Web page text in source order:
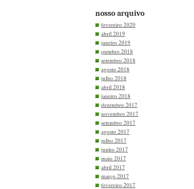
nosso arquivo
fevereiro 2020
abril 2019
janeiro 2019
outubro 2018
setembro 2018
agosto 2018
julho 2018
abril 2018
janeiro 2018
dezembro 2017
novembro 2017
setembro 2017
agosto 2017
julho 2017
junho 2017
maio 2017
abril 2017
março 2017
fevereiro 2017